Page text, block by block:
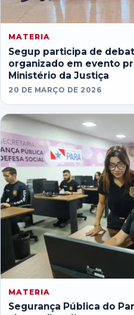
MATERIA
Segup participa de
organizado em evento
Ministério da Justiça
20 DE MARÇO DE 2026
MATERIA
Segurança Pública do